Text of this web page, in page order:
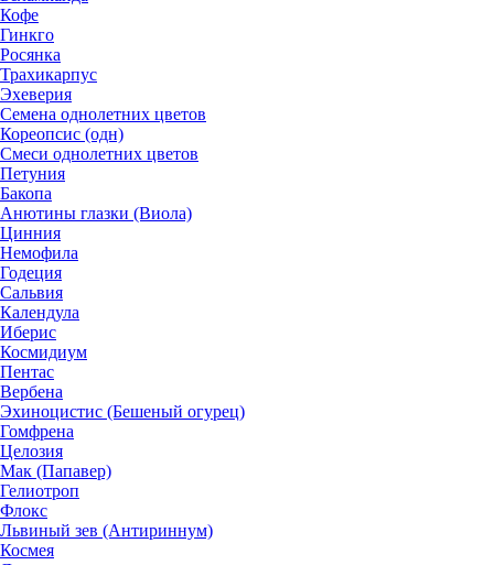
Кофе
Гинкго
Росянка
Трахикарпус
Эхеверия
Семена однолетних цветов
Кореопсис (одн)
Смеси однолетних цветов
Петуния
Бакопа
Анютины глазки (Виола)
Цинния
Немофила
Годеция
Сальвия
Календула
Иберис
Космидиум
Пентас
Вербена
Эхиноцистис (Бешеный огурец)
Гомфрена
Целозия
Мак (Папавер)
Гелиотроп
Флокс
Львиный зев (Антириннум)
Космея